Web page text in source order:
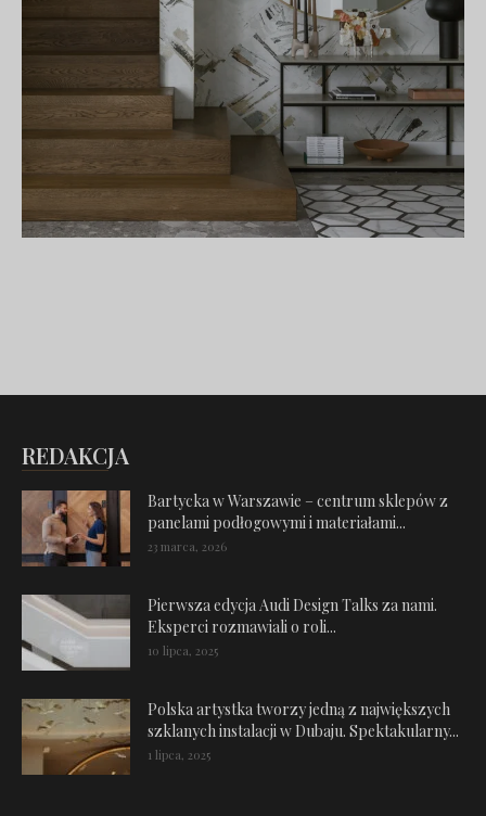
REDAKCJA
Bartycka w Warszawie – centrum sklepów z
panelami podłogowymi i materiałami...
23 marca, 2026
Pierwsza edycja Audi Design Talks za nami.
Eksperci rozmawiali o roli...
10 lipca, 2025
Polska artystka tworzy jedną z największych
szklanych instalacji w Dubaju. Spektakularny...
1 lipca, 2025